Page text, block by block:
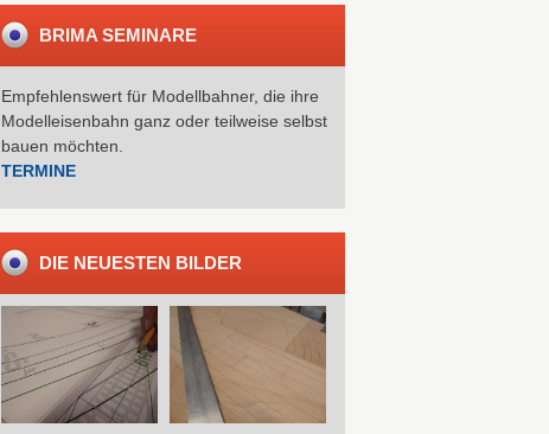
BRIMA SEMINARE
Empfehlenswert für Modellbahner, die ihre
Modelleisenbahn ganz oder teilweise selbst
bauen möchten.
TERMINE
DIE NEUESTEN BILDER